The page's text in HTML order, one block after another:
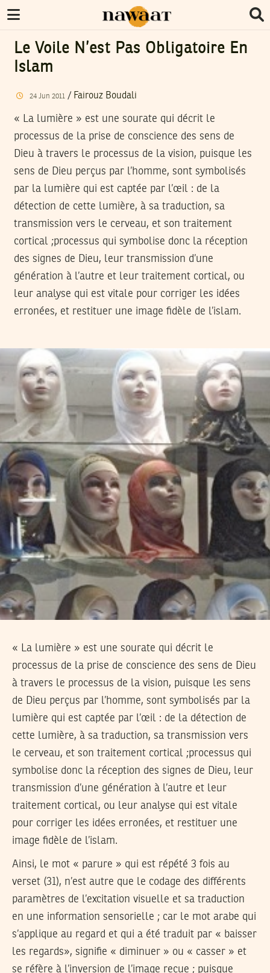
Le Voile N’est Pas Obligatoire En
Islam
24 Jun 2011/ Fairouz Boudali
« La lumière » est une sourate qui décrit le
processus de la prise de conscience des sens de
Dieu à travers le processus de la vision, puisque les
sens de Dieu perçus par l’homme, sont symbolisés
par la lumière qui est captée par l’œil : de la
détection de cette lumière, à sa traduction, sa
transmission vers le cerveau, et son traitement
cortical ;processus qui symbolise donc la réception
des signes de Dieu, leur transmission d’une
génération à l’autre et leur traitement cortical, ou
leur analyse qui est vitale pour corriger les idées
erronées, et restituer une image fidèle de l’islam.
« La lumière » est une sourate qui décrit le
processus de la prise de conscience des sens de Dieu
à travers le processus de la vision, puisque les sens
de Dieu perçus par l’homme, sont symbolisés par la
lumière qui est captée par l’œil : de la détection de
cette lumière, à sa traduction, sa transmission vers
le cerveau, et son traitement cortical ;processus qui
symbolise donc la réception des signes de Dieu, leur
transmission d’une génération à l’autre et leur
traitement cortical, ou leur analyse qui est vitale
pour corriger les idées erronées, et restituer une
image fidèle de l’islam.
Ainsi, le mot « parure » qui est répété 3 fois au
verset (31), n’est autre que le codage des différents
paramètres de l’excitation visuelle et sa traduction
en une information sensorielle ; car le mot arabe qui
s’applique au regard et qui a été traduit par « baisser
les regards», signifie « diminuer » ou « casser » et
se réfère à l’inversion de l’image reçue ; puisque